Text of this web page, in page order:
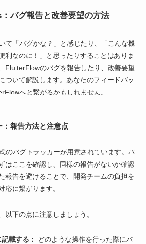
バグ報告と改善要望の方法
て「バグかな？」と感じたり、「こんな機
利なのに！」と思ったりすることはありま
のバグを報告したり、改善要望
ついて解説します。あなたのフィードバッ
へと繋がるかもしれません。
：報告方法と注意点
のバグトラッカーが用意されています。バ
はここを確認し、同様の報告がないか確認
報告を避けることで、開発チームの負担を
応に繋がります。
以下の点に注意しましょう。
載する：
どのような操作を行った際にバ